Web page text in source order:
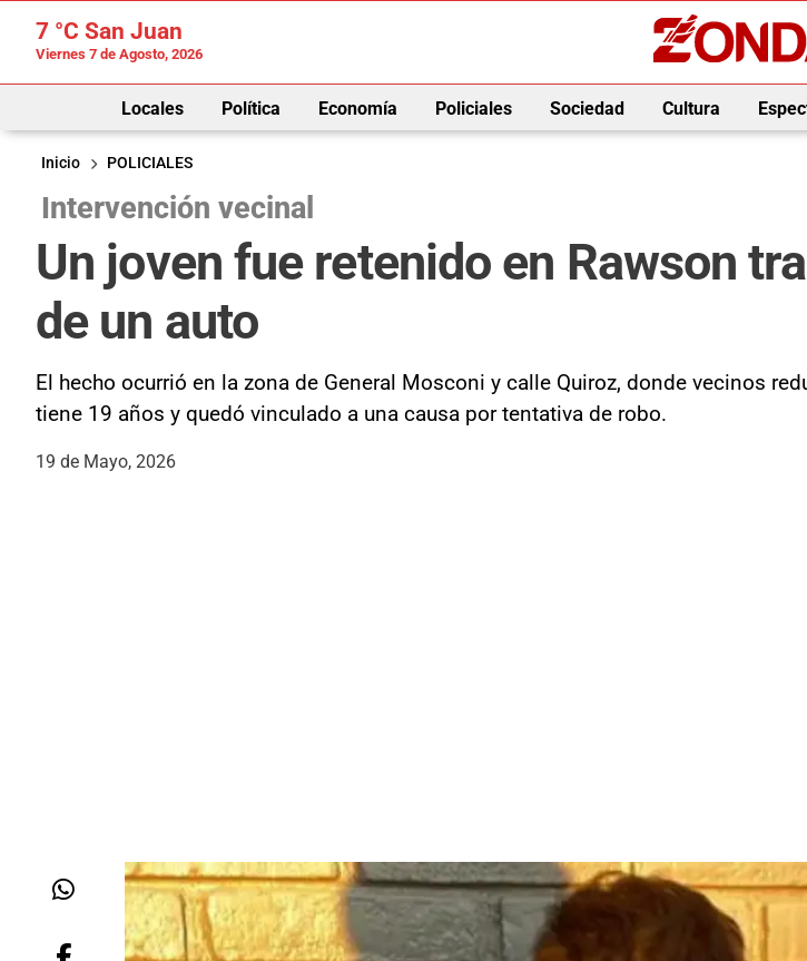
7 °C San Juan
Viernes 7 de Agosto, 2026
Locales Política Economía Policiales Sociedad Cultura
Inicio
POLICIALES
Intervención vecinal
Un joven fue retenido en Rawson
de un auto
El hecho ocurrió en la zona de General Mosconi y calle Quiroz, donde vecinos
tiene 19 años y quedó vinculado a una causa por tentativa de robo.
19 de Mayo, 2026